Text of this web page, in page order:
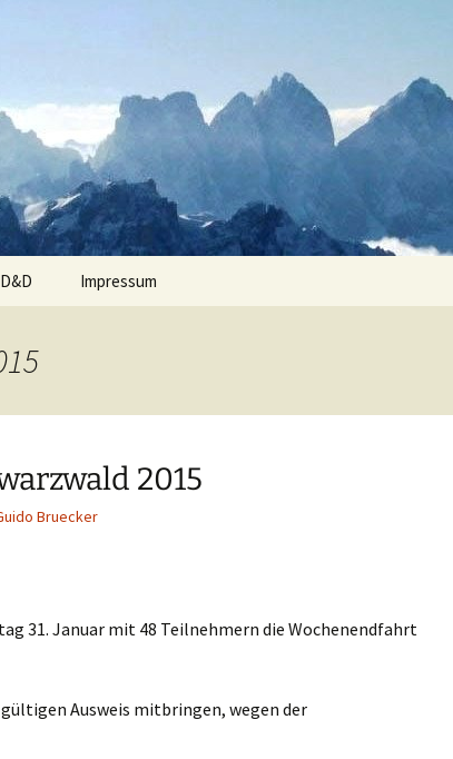
D&D Impressum
2015
Bruecker
31. Januar mit 48 Teilnehmern die Wochenendfahrt
Ausweis mitbringen, wegen der